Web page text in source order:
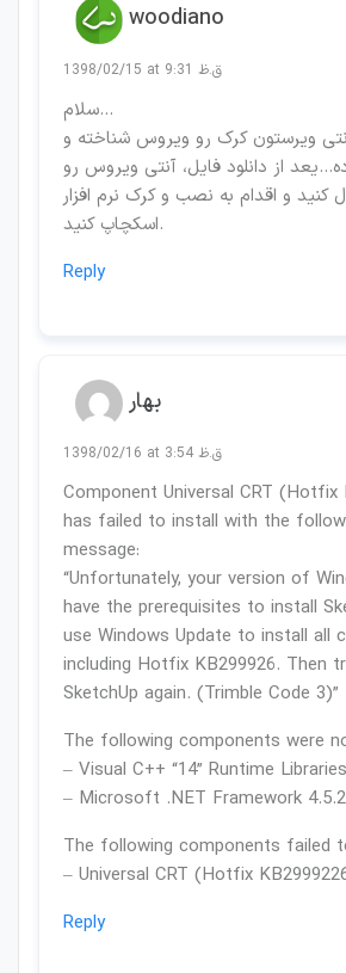
woodiano
1398/02/15 at 9:31 ق.ظ
سلام…
ویرستون کرک رو ویروس شناخته و
از دانلود فایل، آنتی ویروس رو
کنید و اقدام به نصب و کرک نرم افزار
اسکچاپ کنید.
Reply
بهار
1398/02/16 at 3:54 ق.ظ
Component Universal CRT (Hotfix
has failed to install with the
message:
“Unfortunately, your version of
have the prerequisites to install
use Windows Update to install all
including Hotfix KB299926. Then
SketchUp again. (Trimble Code 3)”
The following components were
– Visual C++ “14” Runtime
– Microsoft .NET Framework
The following components failed
– Universal CRT (Hotfix
Reply